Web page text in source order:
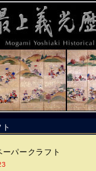
ーパークラフト